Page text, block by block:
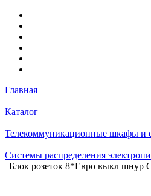
Главная
Каталог
Телекоммуникационные шкафы и
Системы распределения
Блок розеток 8*Евро выкл шнур